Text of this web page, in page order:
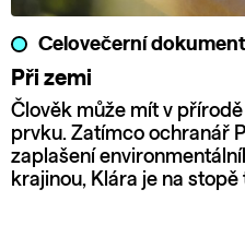
Celovečerní dokument
Při zemi
Člověk může mít v
prvku. Zatímco ochranář
zaplašení
krajinou, Klára je na